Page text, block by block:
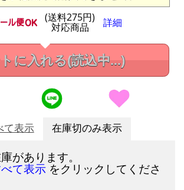
(送料275円)
対応商品 詳細
に入れる(読込中...)
て表示 在庫切のみ表示
があります。
て表示 をクリックしてくださ